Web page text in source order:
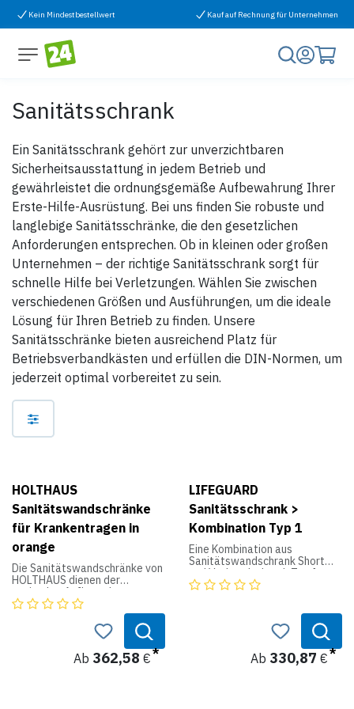
Zum Inhalt springen
Kein Mindestbestellwert Kauf auf Rechnung für Unternehmen
Sanitätsschrank
Ein Sanitätsschrank gehört zur unverzichtbaren
Sicherheitsausstattung in jedem Betrieb und
gewährleistet die ordnungsgemäße Aufbewahrung Ihrer
Erste-Hilfe-Ausrüstung. Bei uns finden Sie robuste und
langlebige Sanitätsschränke, die den gesetzlichen
Anforderungen entsprechen. Ob in kleinen oder großen
Unternehmen – der richtige Sanitätsschrank sorgt für
schnelle Hilfe bei Verletzungen. Wählen Sie zwischen
verschiedenen Größen und Ausführungen, um die ideale
Lösung für Ihren Betrieb zu finden. Unsere
Sanitätsschränke bieten ausreichend Platz für
Betriebsverbandkästen und erfüllen die DIN-Normen, um
jederzeit optimal vorbereitet zu sein.
HOLTHAUS
Sanitätswandschränke
für Krankentragen in
orange
Die Sanitätswandschränke von
HOLTHAUS dienen der
optimalen Aufbewahrung von
Krankentragen. Sie bestehen
aus robustem Stahlblech und
sind in verschiedenen Größen
bei uns erhältlich. Zusätzlich
bieten die Schränke Platz für
Betriebsverbandskästen und
Ab 362,58 €
LIFEGUARD
Sanitätsschrank >
Kombination Typ 1
Eine Kombination aus
Sanitätswandschrank Short
und Verbandschrank Typ 1.
Lieferbar in Orange, Grün und
Maße: 152 x 49 x 20 cm
Ab 330,87 €